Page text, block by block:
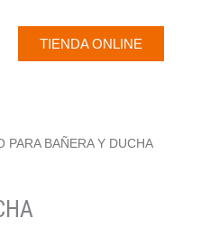
TIENDA ONLINE
PARA BAÑERA Y DUCHA